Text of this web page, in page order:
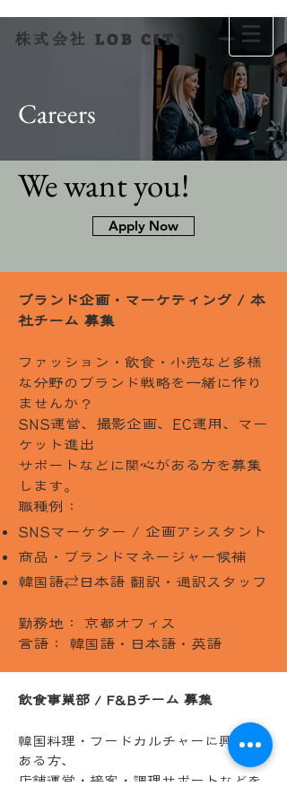
株式会社 LOB CITY
Careers
We want you!
Apply Now
ブランド企画・マーケティング / 本
社チーム 募集
ファッション・飲食・小売など多様
な分野のブランド戦略を一緒に作り
ませんか？
SNS運営、撮影企画、EC運用、マー
ケット進出
サポートなどに関心がある方を募集
します。
職種例：
SNSマーケター / 企画アシスタント
商品・ブランドマネージャー候補
韓国語⇄日本語 翻訳・通訳スタッフ
勤務地： 京都オフィス
言語： 韓国語・日本語・英語
飲食事業部 / F&Bチーム 募集
韓国料理・フードカルチャーに興味の
ある方、
店舗運営・接客・調理サポートなどを